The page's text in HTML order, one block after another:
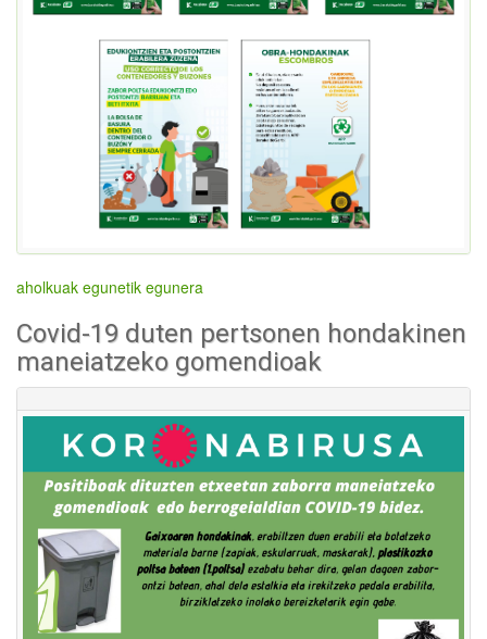
aholkuak egunetik egunera
Covid-19 duten pertsonen hondakinen
maneiatzeko gomendioak